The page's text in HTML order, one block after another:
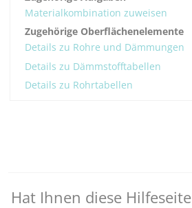
Materialkombination zuweisen
Zugehörige Oberflächenelemente
Details zu Rohre und Dämmungen
Details zu Dämmstofftabellen
Details zu Rohrtabellen
Hat Ihnen diese Hilfeseite